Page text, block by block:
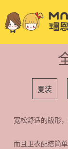
夏装
宽松舒适的版形
而且卫衣配搭简